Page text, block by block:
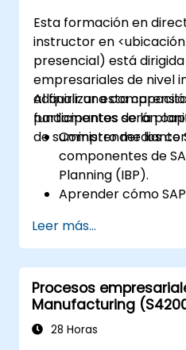
Esta formación en
instructor en
presencial) está
empresariales de nivel
adquirir una
fundamentos de la
de suministro mediante
Al finalizar esta
participantes serán
Comprender los
componentes de
Planning (IBP).
Aprender cómo
la cadena de
Explorar los
y sus
Adquirir
interfaz de usuario
SAP IBP.
Leer más...
Procesos
Manufacturing
28 Horas